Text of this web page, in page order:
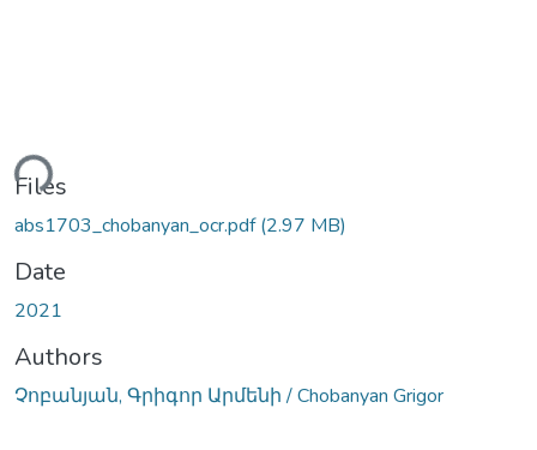
Files
abs1703_chobanyan_ocr.pdf(2.97 MB)
Date
2021
Authors
Չոբանյան, Գրիգոր Արմենի / Chobanyan Grigor